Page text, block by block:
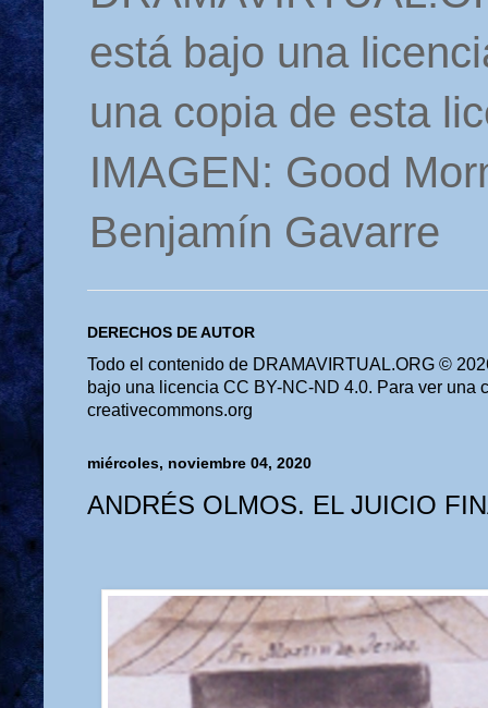
está bajo una
una copia de esta
IMAGEN: Good
Benjamín Gavarre
DERECHOS DE AUTOR
Todo el contenido de DRAMAVIRTUAL.ORG ©
bajo una licencia CC BY-NC-ND 4.0. Para ver una
creativecommons.org
miércoles, noviembre 04, 2020
ANDRÉS OLMOS. EL JUICIO